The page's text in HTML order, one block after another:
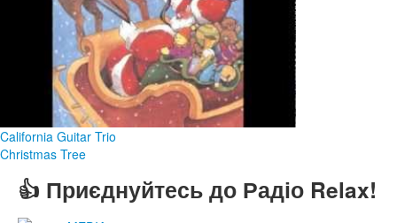
California Guitar Trio
Christmas Tree
👍 Приєднуйтесь до Радіо Relax!